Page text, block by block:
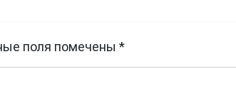
поля помечены *